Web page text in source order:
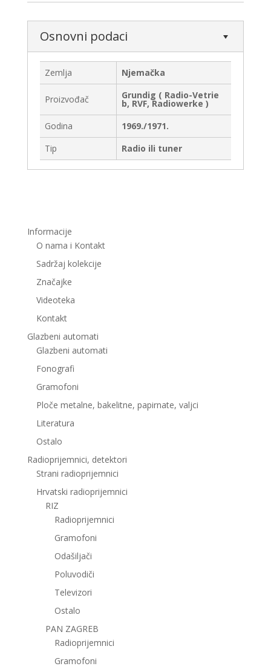
Osnovni podaci
Zemlja Njemačka
Proizvođač Grundig ( Radio-Vetrie
b, RVF, Radiowerke )
Godina
1969./1971.
Tip
Radio ili tuner
Informacije
O nama i Kontakt
Sadržaj kolekcije
Značajke
Videoteka
Kontakt
Glazbeni automati
Glazbeni automati
Fonografi
Gramofoni
Ploče metalne, bakelitne, papirnate, valjci
Literatura
Ostalo
Radioprijemnici, detektori
Strani radioprijemnici
Hrvatski radioprijemnici
RIZ
Radioprijemnici
Gramofoni
Odašiljači
Poluvodiči
Televizori
Ostalo
PAN ZAGREB
Radioprijemnici
Gramofoni